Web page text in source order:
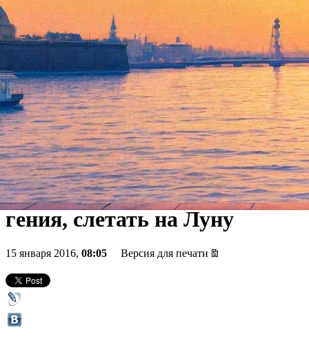
Культурный уик-энд 15-17
января: отметить
Всемирный день The Beatles,
узнать рецепт успеха IT-
гения, слетать на Луну
15 января 2016, 08:05 Версия для печати